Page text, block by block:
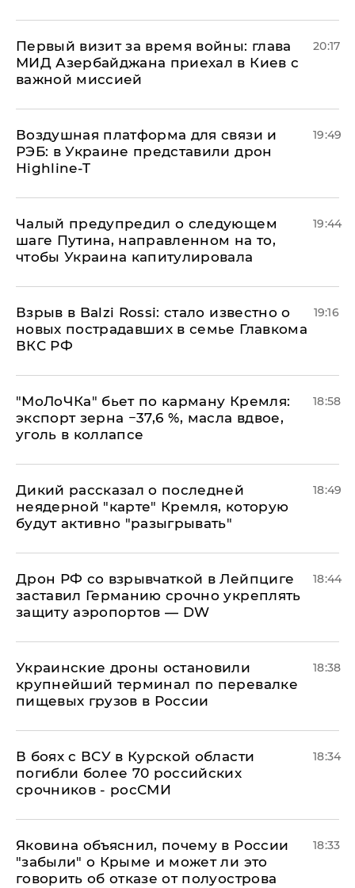
Первый визит за время войны: глава
МИД Азербайджана приехал в Киев с
важной миссией
20:17
Воздушная платформа для связи и
РЭБ: в Украине представили дрон
Highline-T
19:49
Чалый предупредил о следующем
шаге Путина, направленном на то,
чтобы Украина капитулировала
19:44
Взрыв в Balzi Rossi: стало известно о
новых пострадавших в семье Главкома
ВКС РФ
19:16
​"МоЛоЧКа" бьет по карману Кремля:
экспорт зерна −37,6 %, масла вдвое,
уголь в коллапсе
18:58
Дикий рассказал о последней
неядерной "карте" Кремля, которую
будут активно "разыгрывать"
18:49
​Дрон РФ со взрывчаткой в Лейпциге
заставил Германию срочно укреплять
защиту аэропортов — DW
18:44
Украинские дроны остановили
крупнейший терминал по перевалке
пищевых грузов в России
18:38
В боях с ВСУ в Курской области
погибли более 70 российских
срочников - росСМИ
18:34
Яковина объяснил, почему в России
"забыли" о Крыме и может ли это
говорить об отказе от полуострова
18:33